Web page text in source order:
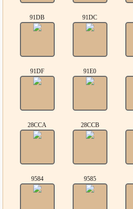
91DB 91DC
91DF 91E0
28CCA 28CCB
9584 9585